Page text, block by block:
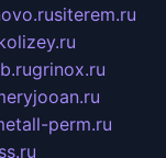
siterem.ru
grinox.ru
perm.ru